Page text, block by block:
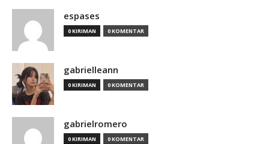
espases
0 KIRIMAN 0 KOMENTAR
gabrielleann
0 KIRIMAN 0 KOMENTAR
gabrielromero
0 KIRIMAN 0 KOMENTAR